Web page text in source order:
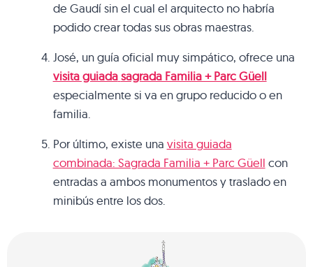
de Gaudí sin el cual el arquitecto no habría
podido crear todas sus obras maestras.
José, un guía oficial muy simpático, ofrece una
visita guiada sagrada Familia + Parc Güell
especialmente si va en grupo reducido o en
familia.
Por último, existe una visita guiada
combinada: Sagrada Familia + Parc Güell con
entradas a ambos monumentos y traslado en
minibús entre los dos.